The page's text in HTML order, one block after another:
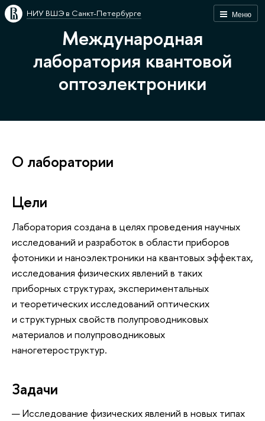
Меню
НИУ ВШЭ в Санкт-Петербурге
Международная
лаборатория квантовой
оптоэлектроники
О лаборатории
Цели
Лаборатория создана в целях проведения научных
исследований и разработок в области приборов
фотоники и наноэлектроники на квантовых эффектах,
исследования физических явлений в таких
приборных структурах, экспериментальных
и теоретических исследований оптических
и структурных свойств полупроводниковых
материалов и полупроводниковых
наногетероструктур.
Задачи
Исследование физических явлений в новых типах